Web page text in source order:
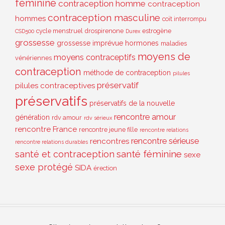
féminine contraception homme contraception
hommes contraception masculine coït interrompu
CSD500 cycle menstruel drospirenone Durex estrogène
grossesse grossesse imprévue hormones maladies
vénériennes moyens contraceptifs moyens de
contraception méthode de contraception pilules
pilules contraceptives préservatif
préservatifs préservatifs de la nouvelle
génération rdv amour rdv sérieux rencontre amour
rencontre France rencontre jeune fille rencontre relations
rencontre relations durables rencontres rencontre sérieuse
santé et contraception santé féminine sexe
sexe protégé SIDA érection